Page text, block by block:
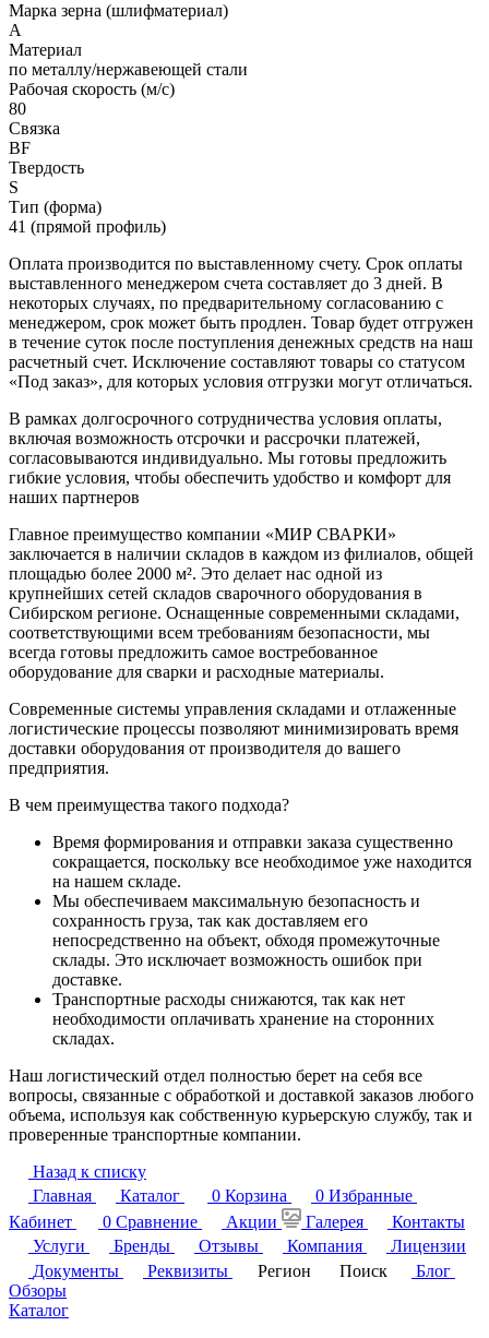
Марка зерна (шлифматериал)
A
Материал
по металлу/нержавеющей стали
Рабочая скорость (м/с)
80
Связка
BF
Твердость
S
Тип (форма)
41 (прямой профиль)
Оплата производится по выставленному счету. Срок оплаты
выставленного менеджером счета составляет до 3 дней. В
некоторых случаях, по предварительному согласованию с
менеджером, срок может быть продлен. Товар будет отгружен
в течение суток после поступления денежных средств на наш
расчетный счет. Исключение составляют товары со статусом
«Под заказ», для которых условия отгрузки могут отличаться.
В рамках долгосрочного сотрудничества условия оплаты,
включая возможность отсрочки и рассрочки платежей,
согласовываются индивидуально. Мы готовы предложить
гибкие условия, чтобы обеспечить удобство и комфорт для
наших партнеров
Главное преимущество компании «МИР СВАРКИ»
заключается в наличии складов в каждом из филиалов, общей
площадью более 2000 м². Это делает нас одной из
крупнейших сетей складов сварочного оборудования в
Сибирском регионе. Оснащенные современными складами,
соответствующими всем требованиям безопасности, мы
всегда готовы предложить самое востребованное
оборудование для сварки и расходные материалы.
Современные системы управления складами и отлаженные
логистические процессы позволяют минимизировать время
доставки оборудования от производителя до вашего
предприятия.
В чем преимущества такого подхода?
Время формирования и отправки заказа существенно
сокращается, поскольку все необходимое уже находится
на нашем складе.
Мы обеспечиваем максимальную безопасность и
сохранность груза, так как доставляем его
непосредственно на объект, обходя промежуточные
склады. Это исключает возможность ошибок при
доставке.
Транспортные расходы снижаются, так как нет
необходимости оплачивать хранение на сторонних
складах.
Наш логистический отдел полностью берет на себя все
вопросы, связанные с обработкой и доставкой заказов любого
объема, используя как собственную курьерскую службу, так и
проверенные транспортные компании.
Назад к списку
Главная
Каталог 0 Корзина 0 Избранные
Кабинет
0 Сравнение Акции Галерея
Контакты
Услуги
Бренды Отзывы Компания
Лицензии
Документы
Реквизиты Регион Поиск
Блог
Обзоры
Каталог